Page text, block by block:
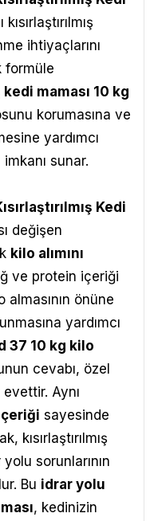
ihtiyaçlarını
formüle
kedi maması 10 kg
korumasına ve
yardımcı
sunar.
Kedi
değişen
kilo alımını
ve protein içeriği
önüne
yardımcı
37 10 kg kilo
cevabı, özel
Aynı
sayesinde
kısırlaştırılmış
sorunlarının
Bu idrar yolu
, kedinizin